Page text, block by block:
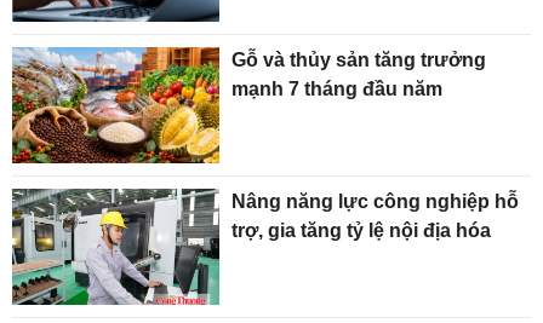
Gỗ và thủy sản tăng trưởng
mạnh 7 tháng đầu năm
Nâng năng lực công nghiệp hỗ
trợ, gia tăng tỷ lệ nội địa hóa